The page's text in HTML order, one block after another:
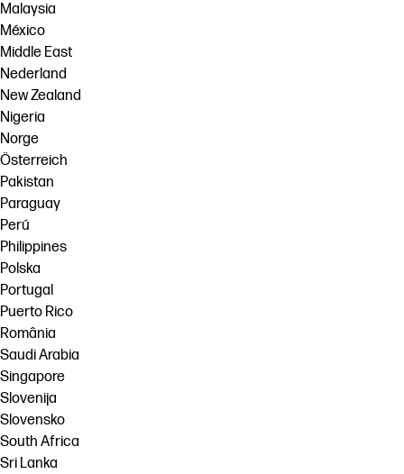
Malaysia
México
Middle East
Nederland
New Zealand
Nigeria
Norge
Österreich
Pakistan
Paraguay
Perú
Philippines
Polska
Portugal
Puerto Rico
România
Saudi Arabia
Singapore
Slovenija
Slovensko
South Africa
Sri Lanka